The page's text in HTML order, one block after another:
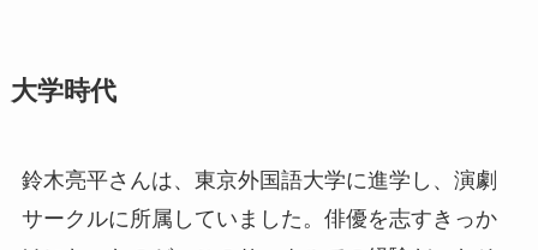
大学時代
鈴木亮平さんは、東京外国語大学に進学し、演劇
サークルに所属していました。俳優を志すきっか